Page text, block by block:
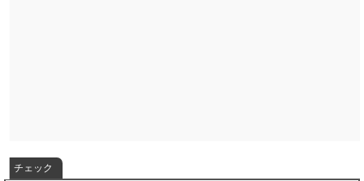
チェック